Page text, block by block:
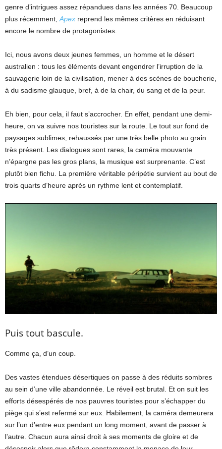
genre d’intrigues assez répandues dans les années 70. Beaucoup
plus récemment,Apex reprend les mêmes critères en réduisant
encore le nombre de protagonistes.
Ici, nous avons deux jeunes femmes, un homme et le désert
australien : tous les éléments devant engendrer l’irruption de la
sauvagerie loin de la civilisation, mener à des scènes de boucherie,
à du sadisme glauque, bref, à de la chair, du sang et de la peur.
Eh bien, pour cela, il faut s’accrocher. En effet, pendant une demi-
heure, on va suivre nos touristes sur la route. Le tout sur fond de
paysages sublimes, rehaussés par une très belle photo au grain
très présent. Les dialogues sont rares, la caméra mouvante
n’épargne pas les gros plans, la musique est surprenante. C’est
plutôt bien fichu. La première véritable péripétie survient au bout de
trois quarts d’heure après un rythme lent et contemplatif.
Puis tout bascule.
Comme ça, d’un coup.
Des vastes étendues désertiques on passe à des réduits sombres
au sein d’une ville abandonnée. Le réveil est brutal. Et on suit les
efforts désespérés de nos pauvres touristes pour s’échapper du
piège qui s’est refermé sur eux. Habilement, la caméra demeurera
sur l’un d’entre eux pendant un long moment, avant de passer à
l’autre. Chacun aura ainsi droit à ses moments de gloire et de